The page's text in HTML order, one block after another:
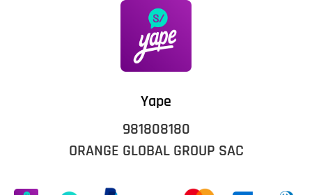
Yape
981808180
ORANGE GLOBAL GROUP SAC